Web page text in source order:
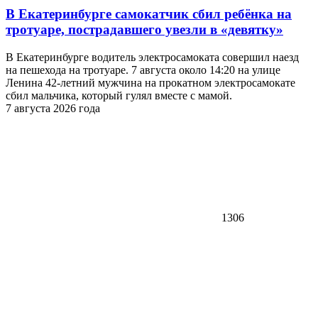
В Екатеринбурге самокатчик сбил ребёнка на
тротуаре, пострадавшего увезли в «девятку»
В Екатеринбурге водитель электросамоката совершил наезд
на пешехода на тротуаре. 7 августа около 14:20 на улице
Ленина 42-летний мужчина на прокатном электросамокате
сбил мальчика, который гулял вместе с мамой.
7 августа 2026 года
1306